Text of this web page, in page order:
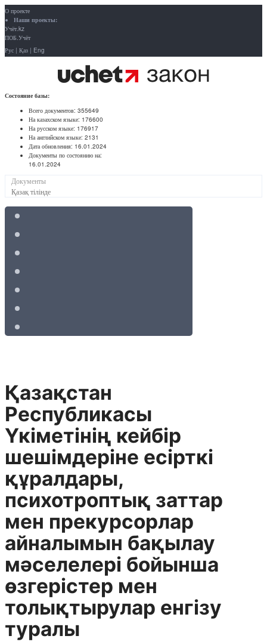
О проекте
Наши проекты:
Учёт.kz
ПОБ.Учёт
Рус | Қаз | Eng
Состояние базы:
Всего документов: 355649
На казахском языке: 176600
На русском языке: 176917
На английском языке: 2131
Дата обновления: 16.01.2024
Документы по состоянию на:
16.01.2024
Документы
Қазақ тілінде
Қазақстан
Республикасы
Үкiметiнiң кейбiр
шешiмдерiне есiрткi
құралдары,
психотроптық заттар
мен прекурсорлар
айналымын бақылау
мәселелерi бойынша
өзгерiстер мен
толықтырулар енгiзу
туралы